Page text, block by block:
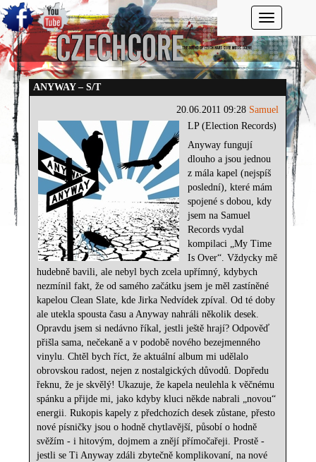
Toggle
ANYWAY – S/T
20.06.2011 09:28 Samuel
LP (Election Records)
Anyway fungují
dlouho a jsou jednou
z mála kapel (nejspíš
poslední), které mám
spojené s dobou, kdy
jsem na Samuel
Records vydal
kompilaci „My Time
Is Over“. Vždycky mě
hudebně bavili, ale nebyl bych zcela upřímný, kdybych
nezmínil fakt, že od samého začátku jsem je měl zastíněné
kapelou Clean Slate, kde Jirka Nedvídek zpíval. Od té doby
ale utekla spousta času a Anyway nahráli několik desek.
Opravdu jsem si nedávno říkal, jestli ještě hrají? Odpověď
přišla sama, nečekaně a v podobě nového bezejmenného
vinylu. Chtěl bych říct, že aktuální album mi udělalo
obrovskou radost, nejen z nostalgických důvodů. Dopředu
řeknu, že je skvělý! Ukazuje, že kapela neulehla k věčnému
spánku a přijde mi, jako kdyby kluci někde nabrali „novou“
energii. Rukopis kapely z předchozích desek zůstane, přesto
nové písničky jsou o hodně chytlavější, působí o hodně
svěžím - i hitovým, dojmem a znějí přímočařeji. Prostě -
jestli se Ti Anyway zdáli zbytečně komplikovaní, na nové